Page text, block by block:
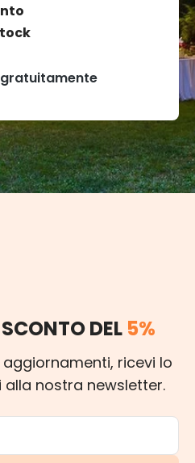
DEL 5%
ricevi lo
nostra newsletter.